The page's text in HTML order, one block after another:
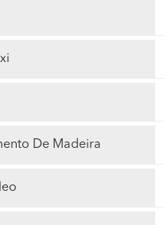
De Madeira